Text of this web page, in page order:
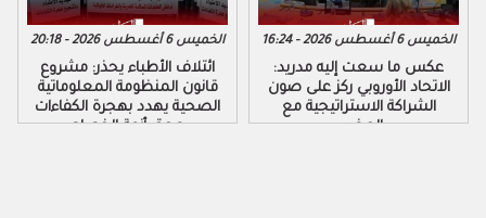
الخميس 6 أغسطس 2026 - 20:18
ائتلاف الأطباء يحذر: مشروع
قانون المنظومة المعلوماتية
الصحية يهدد بهجرة الكفاءات
ويعمق أزمة الخصاص
الخميس 6 أغسطس 2026 - 16:24
عكس ما سعت إليه مدريد:
الاتحاد الأوروبي ركز على صون
الشراكة الاستراتيجية مع
المغرب